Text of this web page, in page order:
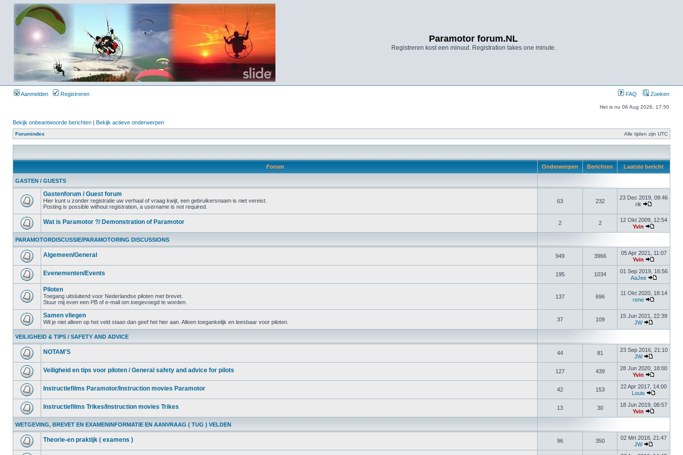
Paramotor forum.NL
Registreren kost een minuut. Registration takes one minute.
Aanmelden Registreren FAQ Zoeken
Het is nu 06 Aug 2026, 17:50
Bekijk onbeantwoorde berichten | Bekijk actieve onderwerpen
Forumindex Alle tijden zijn UTC
Forum Onderwerpen Berichten Laatste bericht
GASTEN / GUESTS
Gastenforum / Guest forum
Hier kunt u zonder registratie uw verhaal of vraag kwijt, een gebruikersnaam is niet vereist.
Posting is possible without registration, a username is not required.
63 232
23 Dec 2019, 09:46
rik
Wat is Paramotor ?/ Demonstration of Paramotor 2 2
12 Okt 2009, 12:54
Yvin
PARAMOTORDISCUSSIE/PARAMOTORING DISCUSSIONS
Algemeen/General 949 3966
05 Apr 2021, 11:07
Yvin
Evenementen/Events 195 1034
01 Sep 2019, 16:56
AaJee
Piloten
Toegang uitsluitend voor Nederlandse piloten met brevet.
Stuur mij even een PB of e-mail om toegevoegd te worden.
137 696
11 Okt 2020, 18:14
rene
Samen vliegen
Wil je niet alleen op het veld staan dan geef het hier aan. Alleen toegankelijk en leesbaar voor piloten. 37 109
15 Jun 2021, 22:39
JW
VEILIGHEID & TIPS / SAFETY AND ADVICE
NOTAM'S 44 81
23 Sep 2016, 21:10
JW
Veiligheid en tips voor piloten / General safety and advice for pilots 127 439
28 Jun 2020, 18:00
Yvin
Instructiefilms Paramotor/Instruction movies Paramotor 42 153
22 Apr 2017, 14:00
Louis
Instructiefilms Trikes/Instruction movies Trikes 13 30
18 Jun 2019, 08:57
Yvin
WETGEVING, BREVET EN EXAMENINFORMATIE EN AANVRAAG ( TUG ) VELDEN
Theorie-en praktijk ( examens ) 96 350
02 Mrt 2018, 21:47
JW